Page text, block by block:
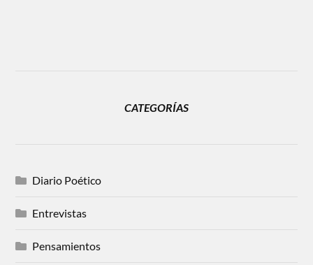
CATEGORÍAS
Diario Poético
Entrevistas
Pensamientos